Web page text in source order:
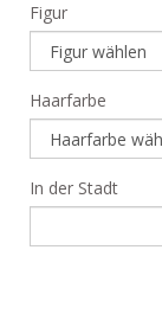
Figur
Haarfarbe
In der Stadt